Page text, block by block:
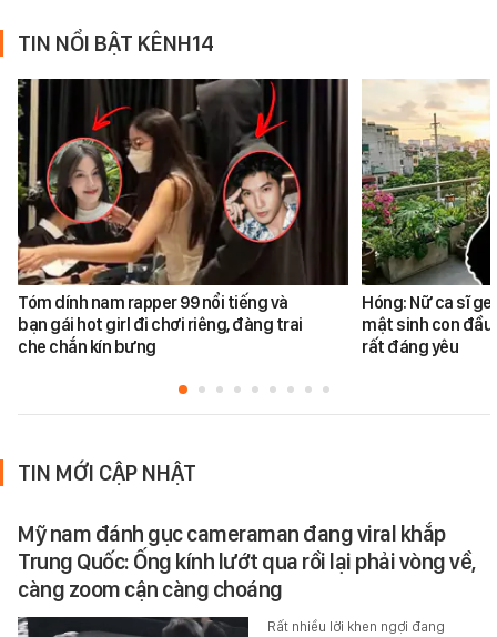
TIN NỔI BẬT KÊNH14
Tóm dính nam rapper 99 nổi tiếng và
bạn gái hot girl đi chơi riêng, đàng trai
che chắn kín bưng
Hóng: Nữ ca sĩ
mật sinh con đầu
rất đáng yêu
TIN MỚI CẬP NHẬT
Mỹ nam đánh gục cameraman đang viral khắp
Trung Quốc: Ống kính lướt qua rồi lại phải vòng về,
càng zoom cận càng choáng
Rất nhiều lời khen ngợi đang